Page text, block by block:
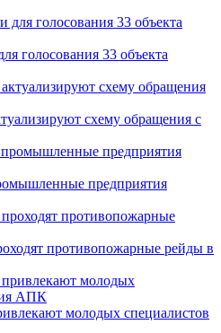
голосования 33 объекта
схему обращения с
предприятия
противопожарные рейды в
молодых специалистов